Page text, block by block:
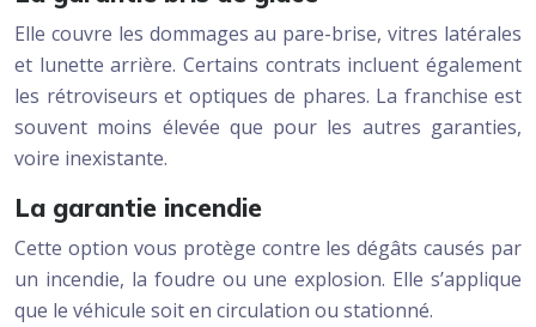
Elle couvre les dommages au pare-brise, vitres latérales
et lunette arrière. Certains contrats incluent également
les rétroviseurs et optiques de phares. La franchise est
souvent moins élevée que pour les autres garanties,
voire inexistante.
La garantie incendie
Cette option vous protège contre les dégâts causés par
un incendie, la foudre ou une explosion. Elle s’applique
que le véhicule soit en circulation ou stationné.